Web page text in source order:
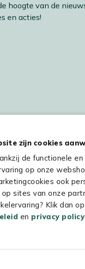
zijn cookies
de functionele
op onze
ook
sites van onze
Klik dan
en privacy policy
hoogte van de
en acties!